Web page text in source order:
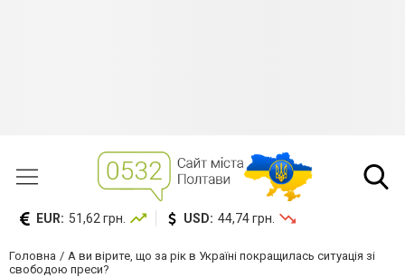
EUR: 51,62 грн. USD: 44,74 грн.
Головна
А ви вірите, що за рік в Україні покращилась ситуація зі
свободою преси?